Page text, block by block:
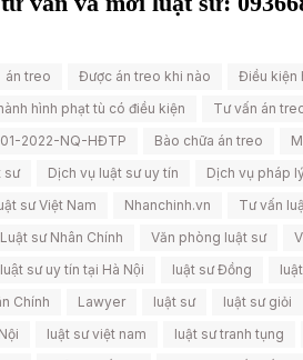
án treo Được án treo khi nào Điều kiện
hình phạt tù có điều kiện
Tư vấn án
2022-NQ-HĐTP
Bào chữa án treo
sư
Dịch vụ luật sư uy tín Dịch vụ pháp
sư Việt Nam
Nhanchinh.vn Tư vấn
sư Nhân Chính
Văn phòng luật sư
sư uy tín tại Hà Nội
luật sư Đồng
Chính
Lawyer luật sư luật sư giỏi
luật sư việt nam luật sư tranh tụng